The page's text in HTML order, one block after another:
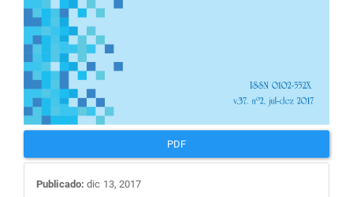
PDF
Publicado: dic 13, 2017